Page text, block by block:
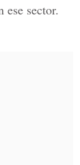
ese sector.